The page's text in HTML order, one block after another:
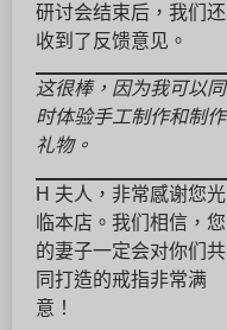
研讨会结束后，我们还
收到了反馈意见。
这很棒，因为我可以同
时体验手工制作和制作
礼物。
H 夫人，非常感谢您光
临本店。我们相信，您
的妻子一定会对你们共
同打造的戒指非常满
意！